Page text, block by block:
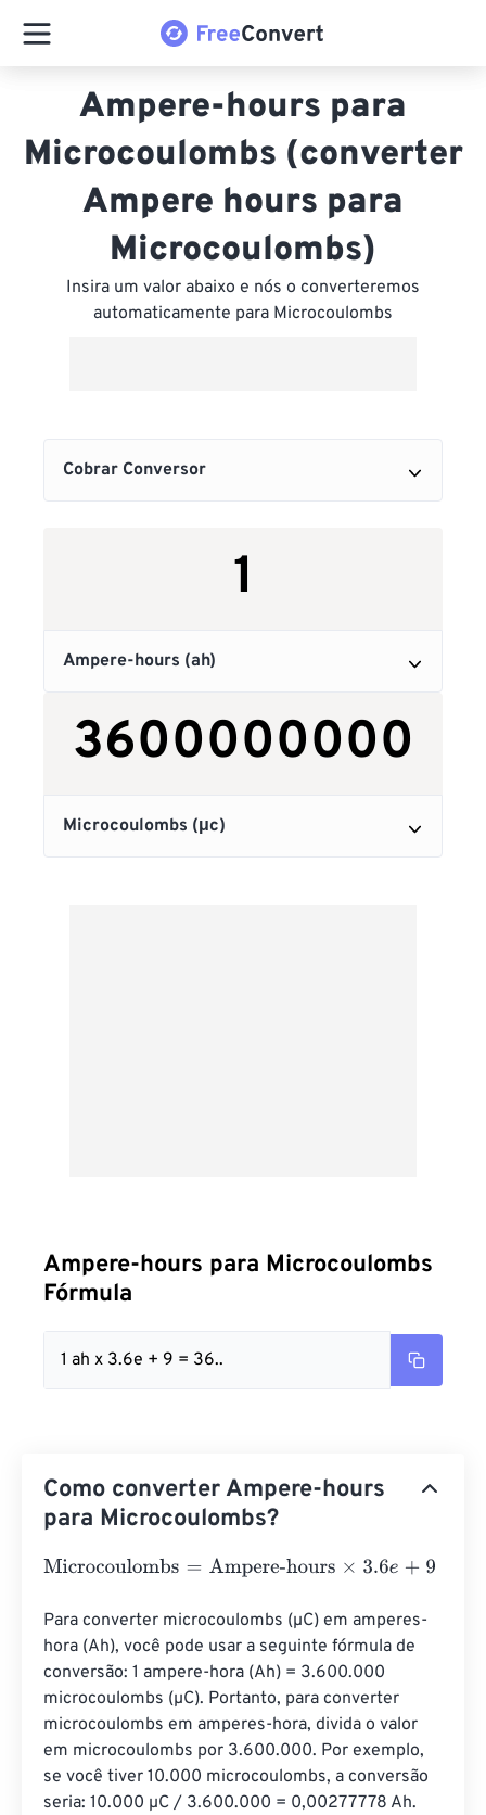
Ampere-hours para
Microcoulombs (converter
Ampere hours para
Microcoulombs)
Insira um valor abaixo e nós o converteremos
automaticamente para Microcoulombs
Ampere-hours para Microcoulombs
Fórmula
1 ah x 3.6e + 9 = 36..
Como converter Ampere-hours
para Microcoulombs?
Microcoulombs=Ampere-hours×3.6e+9
Para converter microcoulombs (µC) em amperes-
hora (Ah), você pode usar a seguinte fórmula de
conversão: 1 ampere-hora (Ah) = 3.600.000
microcoulombs (µC). Portanto, para converter
microcoulombs em amperes-hora, divida o valor
em microcoulombs por 3.600.000. Por exemplo,
se você tiver 10.000 microcoulombs, a conversão
seria: 10.000 µC / 3.600.000 = 0,00277778 Ah.